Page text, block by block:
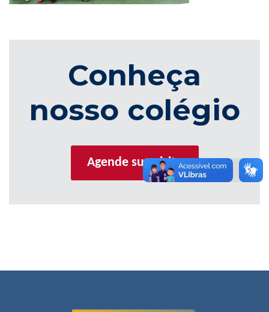
Conheça
nosso colégio
Agende sua visita